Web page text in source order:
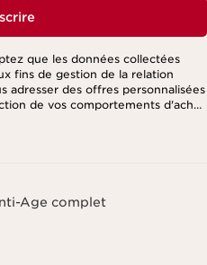
que les données collectées
fins de gestion de la relation
adresser des offres personnalisées
de vos comportements d'achat,
d'intérêts, y compris par
dans chaque newsletter.
et ses prestataires pour le
fins de gestion de la relation
des offres personnalisées et/ou
de fidélité et créer votre
données sont conservées
Age complet